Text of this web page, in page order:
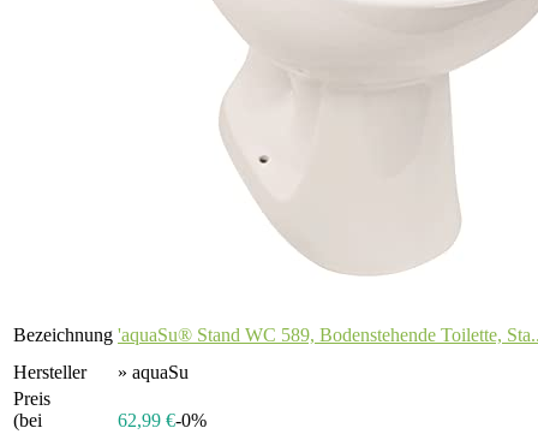
Bezeichnung 'aquaSu® Stand WC 589, Bodenstehende Toilette,
Hersteller
» aquaSu
Preis
(bei
62,99 €-0%